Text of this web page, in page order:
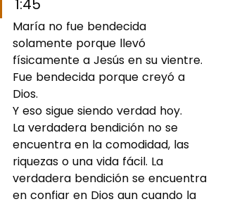
1:45
María no fue bendecida
solamente porque llevó
físicamente a Jesús en su vientre.
Fue bendecida porque creyó a
Dios.
Y eso sigue siendo verdad hoy.
La verdadera bendición no se
encuentra en la comodidad, las
riquezas o una vida fácil. La
verdadera bendición se encuentra
en confiar en Dios aun cuando la